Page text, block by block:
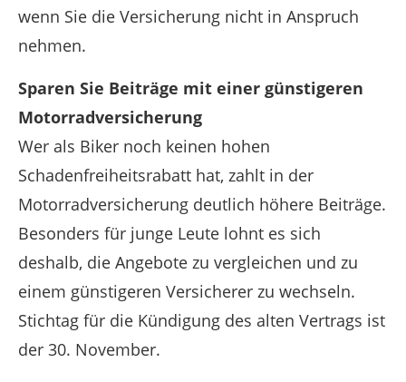
wenn Sie die Versicherung nicht in Anspruch
nehmen.
Sparen Sie Beiträge mit einer günstigeren
Motorradversicherung
Wer als Biker noch keinen hohen
Schadenfreiheitsrabatt hat, zahlt in der
Motorradversicherung deutlich höhere Beiträge.
Besonders für junge Leute lohnt es sich
deshalb, die Angebote zu vergleichen und zu
einem günstigeren Versicherer zu wechseln.
Stichtag für die Kündigung des alten Vertrags ist
der 30. November.